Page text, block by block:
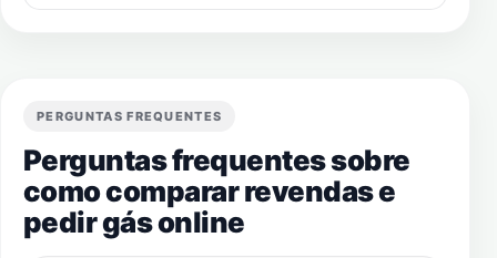
PERGUNTAS FREQUENTES
Perguntas frequentes sobre
como comparar revendas e
pedir gás online